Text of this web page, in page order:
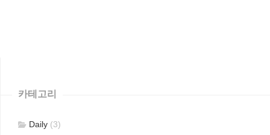
카테고리
Daily (3)